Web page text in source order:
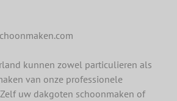
kunnen zowel particulieren als
van onze professionele
uw dakgoten schoonmaken of